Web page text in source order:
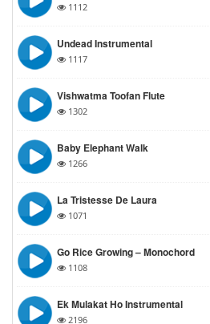
1112
Undead Instrumental
1117
Vishwatma Toofan Flute
1302
Baby Elephant Walk
1266
La Tristesse De Laura
1071
Go Rice Growing – Monochord
1108
Ek Mulakat Ho Instrumental
2196